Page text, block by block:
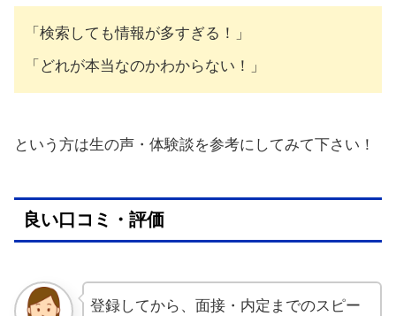
「検索しても情報が多すぎる！」
「どれが本当なのかわからない！」
という方は生の声・体験談を参考にしてみて下さい！
良い口コミ・評価
登録してから、面接・内定までのスピー